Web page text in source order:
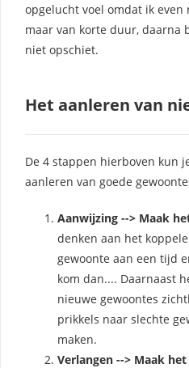
opgelucht voel omdat ik
maar van korte duur, daarna
niet opschiet.
Het aanleren van
De 4 stappen hierboven kun
aanleren van goede
Aanwijzing --> Maak
denken aan het
gewoonte aan een tijd
kom dan.... Daarnaast
nieuwe gewoontes
prikkels naar slechte
maken.
Verlangen --> Maak